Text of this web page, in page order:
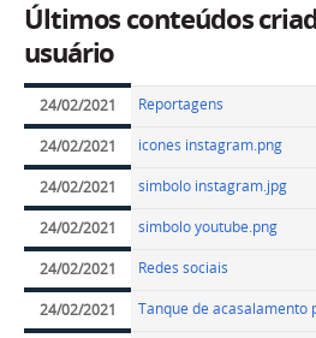
Últimos conteúdos
usuário
24/02/2021 Reportagens
24/02/2021 icones instagram.png
24/02/2021 simbolo instagram.jpg
24/02/2021 simbolo youtube.png
24/02/2021 Redes sociais
24/02/2021 Tanque de acasalamento